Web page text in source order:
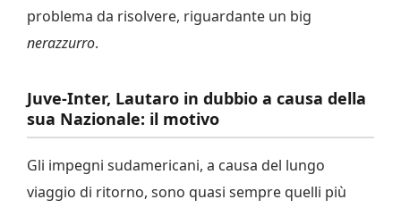
problema da risolvere, riguardante un big
nerazzurro.
Juve-Inter, Lautaro in dubbio a causa della
sua Nazionale: il motivo
Gli impegni sudamericani, a causa del lungo
viaggio di ritorno, sono quasi sempre quelli più